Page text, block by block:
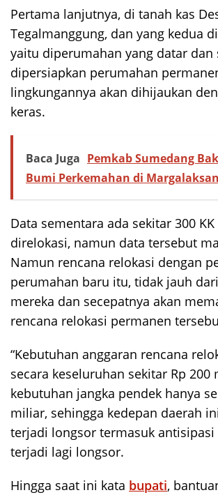
Pertama lanjutnya, di tanah kas
Tegalmanggung, dan yang kedua
yaitu diperumahan yang datar dan
dipersiapkan perumahan
lingkungannya akan dihijaukan
keras.
Baca Juga Pemkab Sumedang
Bumi Perkemahan di
Data sementara ada sekitar 300 KK
direlokasi, namun data tersebut
Namun rencana relokasi dengan
perumahan baru itu, tidak jauh
mereka dan secepatnya akan
rencana relokasi permanen
“Kebutuhan anggaran rencana
secara keseluruhan sekitar Rp 200
kebutuhan jangka pendek hanya
miliar, sehingga kedepan daerah
terjadi longsor termasuk antisipasi
terjadi lagi longsor.
Hingga saat ini kata bupati,